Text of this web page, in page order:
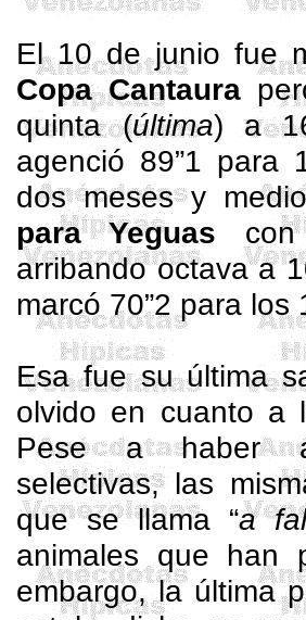
El 10 de junio fue
CopaCantaura
quinta (última) a
agenció 89”1 para
dos meses y
para Yeguas
arribando octava a
marcó 70”2 para los
Esa fue su última
olvido en cuanto
Pese a haber
selectivas, las
que se llama “a
animales que han
embargo, la última